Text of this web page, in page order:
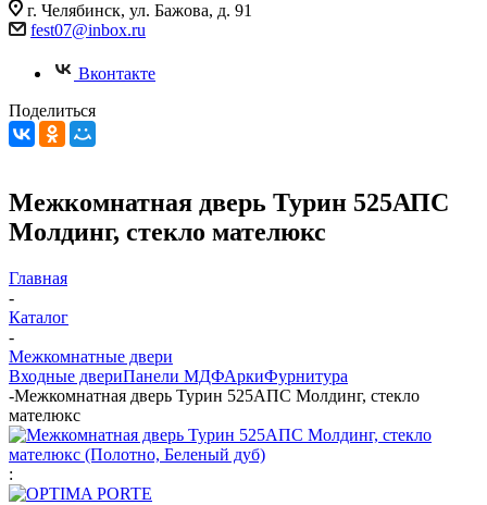
г. Челябинск, ул. Бажова, д. 91
fest07@inbox.ru
Вконтакте
Поделиться
Межкомнатная дверь Турин 525АПС
Молдинг, стекло мателюкс
Главная
-
Каталог
-
Межкомнатные двери
Входные двериПанели МДФАркиФурнитура
-Межкомнатная дверь Турин 525АПС Молдинг, стекло
мателюкс
: